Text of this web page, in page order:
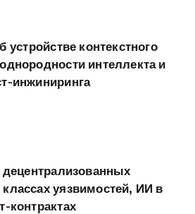
устройстве контекстного
интеллекта и
инжиниринга
децентрализованных
уязвимостей, ИИ в
контрактах